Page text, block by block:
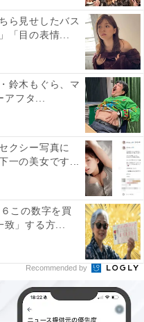
ら見せしたバス
「目の表情...
鈴木もぐら、マ
アフタ...
クシー写真に
一の美女です...
この数字を買
致」する方...
Recommended by